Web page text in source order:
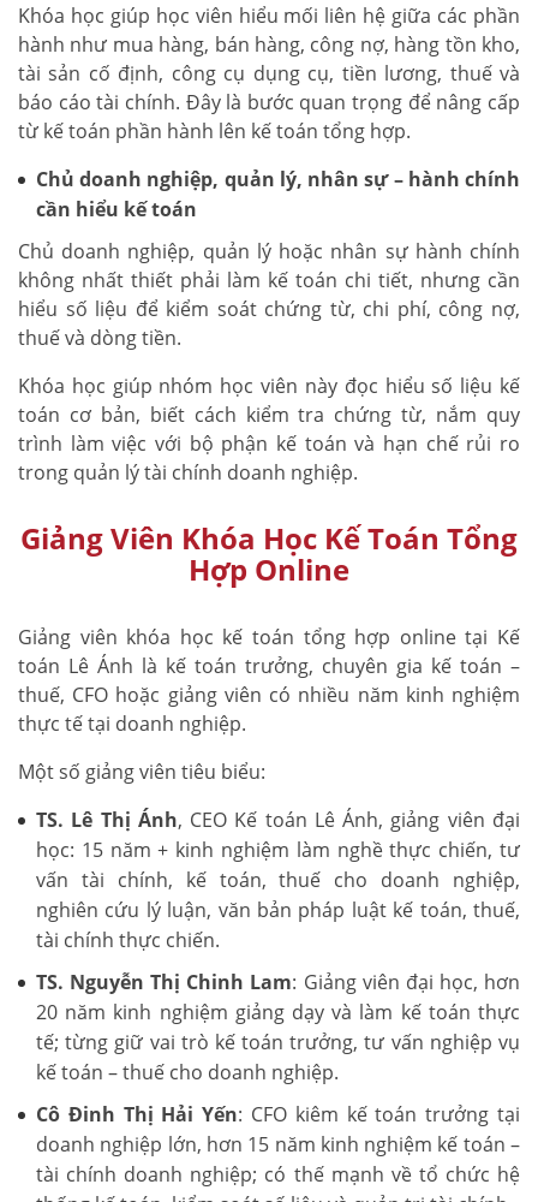
Khóa học giúp học viên hiểu mối liên hệ giữa các phần
hành như mua hàng, bán hàng, công nợ, hàng tồn kho,
tài sản cố định, công cụ dụng cụ, tiền lương, thuế và
báo cáo tài chính. Đây là bước quan trọng để nâng cấp
từ kế toán phần hành lên kế toán tổng hợp.
Chủ doanh nghiệp, quản lý, nhân sự – hành chính
cần hiểu kế toán
Chủ doanh nghiệp, quản lý hoặc nhân sự hành chính
không nhất thiết phải làm kế toán chi tiết, nhưng cần
hiểu số liệu để kiểm soát chứng từ, chi phí, công nợ,
thuế và dòng tiền.
Khóa học giúp nhóm học viên này đọc hiểu số liệu kế
toán cơ bản, biết cách kiểm tra chứng từ, nắm quy
trình làm việc với bộ phận kế toán và hạn chế rủi ro
trong quản lý tài chính doanh nghiệp.
Giảng Viên Khóa Học Kế Toán Tổng
Hợp Online
Giảng viên khóa học kế toán tổng hợp online tại Kế
toán Lê Ánh là kế toán trưởng, chuyên gia kế toán –
thuế, CFO hoặc giảng viên có nhiều năm kinh nghiệm
thực tế tại doanh nghiệp.
Một số giảng viên tiêu biểu:
TS. Lê Thị Ánh, CEO Kế toán Lê Ánh, giảng viên đại
học: 15 năm + kinh nghiệm làm nghề thực chiến, tư
vấn tài chính, kế toán, thuế cho doanh nghiệp,
nghiên cứu lý luận, văn bản pháp luật kế toán, thuế,
tài chính thực chiến.
TS. Nguyễn Thị Chinh Lam: Giảng viên đại học, hơn
20 năm kinh nghiệm giảng dạy và làm kế toán thực
tế; từng giữ vai trò kế toán trưởng, tư vấn nghiệp vụ
kế toán – thuế cho doanh nghiệp.
Cô Đinh Thị Hải Yến: CFO kiêm kế toán trưởng tại
doanh nghiệp lớn, hơn 15 năm kinh nghiệm kế toán –
tài chính doanh nghiệp; có thế mạnh về tổ chức hệ